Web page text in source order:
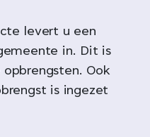
levert u een
in. Dit is
Ook
is ingezet